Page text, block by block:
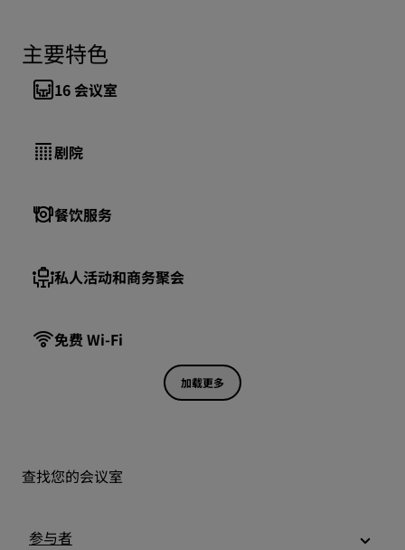
主要特色
16会议室
剧院
餐饮服务
私人活动和商务聚会
免费 Wi-Fi
加载更多
查找您的会议室
参与者